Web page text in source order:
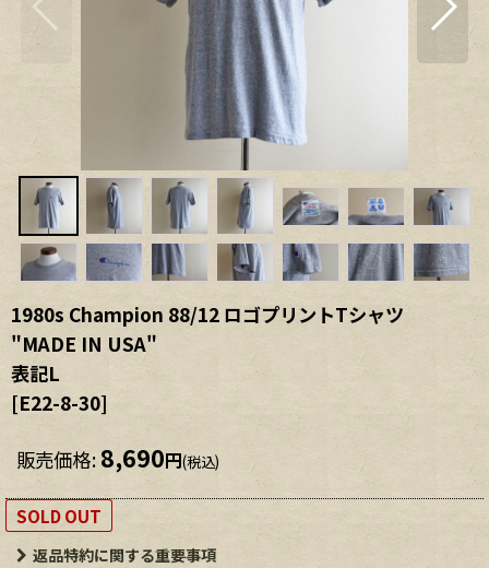
1980s Champion 88/12 ロゴプリントTシャツ
"MADE IN USA"
表記L
[E22-8-30]
販売価格: 8,690円(税込)
SOLD OUT
返品特約に関する重要事項